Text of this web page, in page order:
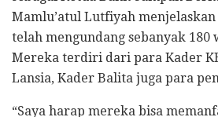
Mamlu’atul Lutfiyah
telah mengundang sebanyak 180
Mereka terdiri dari para Kader
Lansia, Kader Balita juga para
“Saya harap mereka bisa